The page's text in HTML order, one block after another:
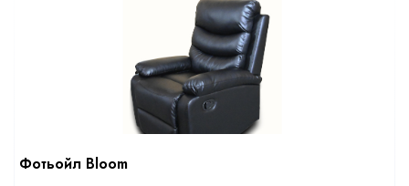
Фотьойл Bloom